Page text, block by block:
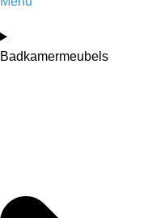
Badkamermeubels